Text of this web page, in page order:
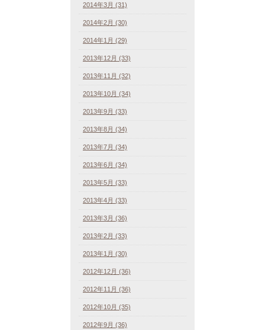
2014年3月 (31)
2014年2月 (30)
2014年1月 (29)
2013年12月 (33)
2013年11月 (32)
2013年10月 (34)
2013年9月 (33)
2013年8月 (34)
2013年7月 (34)
2013年6月 (34)
2013年5月 (33)
2013年4月 (33)
2013年3月 (36)
2013年2月 (33)
2013年1月 (30)
2012年12月 (36)
2012年11月 (36)
2012年10月 (35)
2012年9月 (36)